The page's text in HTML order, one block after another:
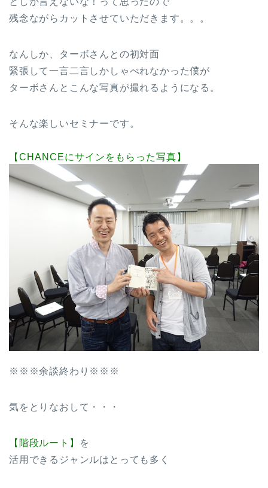
残念ながらカットさせていただきます。。。
なんしか、ターボさんとの初対面
緊張して一言二言しかしゃべれなかった僕が
ターボさんとこんな写真が撮れるようになる。
そんな楽しいセミナーです。
【CHANCEにサインをもらった写真】
※※※余談終わり※※※
気をとりなおして・・・
【階段ルート】
を
活用できるジャンルはとっても多く